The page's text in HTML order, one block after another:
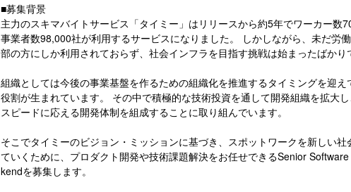
■募集背景
主力のスキマバイトサービス「タイミー」はリリースから約5年でワーカー数
事業者数98,000社が利用するサービスになりました。 しかしながら、未だ労
部の方にしか利用されておらず、社会インフラを目指す挑戦は始まったばかり
組織としては今後の事業基盤を作るための組織化を推進するタイミングを迎え
役割が生まれています。 その中で積極的な技術投資を通して開発組織を拡大
スピードに応える開発体制を組成することに取り組んでいます。
そこでタイミーのビジョン・ミッションに基づき、スポットワークを新しい社
ていくために、プロダクト開発や技術課題解決をお任せできるSenior
kendを募集します。